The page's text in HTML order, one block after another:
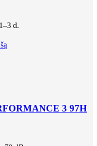
1–3 d.
3 97H